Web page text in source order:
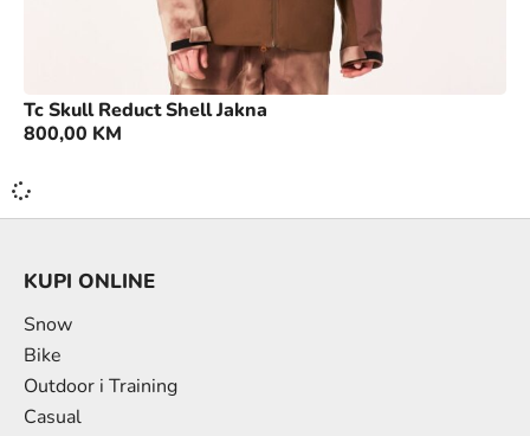
Tc Skull Reduct Shell Jakna
800,00 KM
KUPI ONLINE
Snow
Bike
Outdoor i Training
Casual